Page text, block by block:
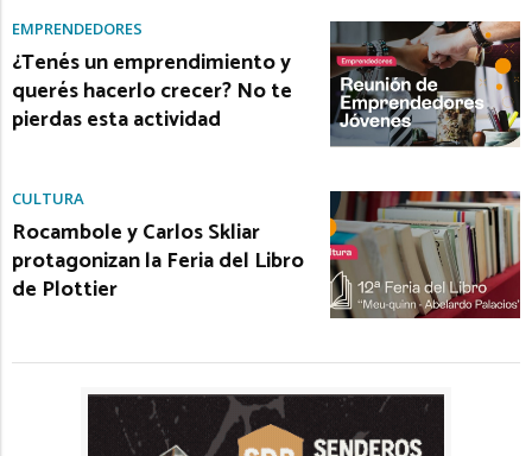
EMPRENDEDORES
¿Tenés un emprendimiento y
querés hacerlo crecer? No te
pierdas esta actividad
CULTURA
Rocambole y Carlos Skliar
protagonizan la Feria del Libro
de Plottier